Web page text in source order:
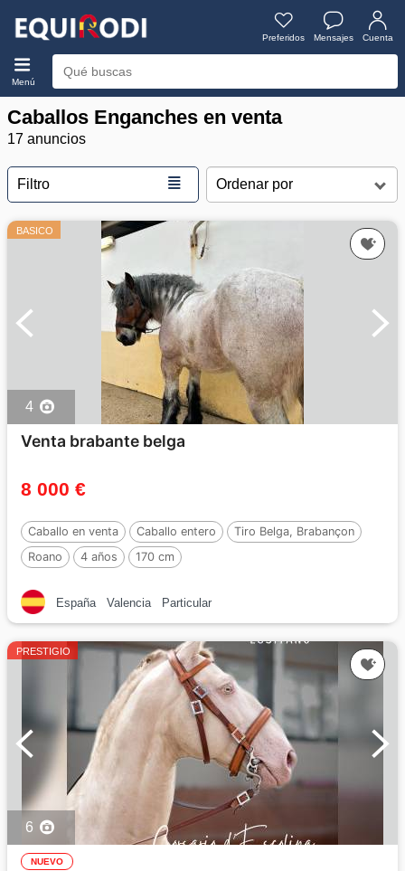
Preferidos Mensajes Cuenta
Menú
Caballos Enganches en venta
17 anuncios
Filtro ≣
BASICO
4
Venta brabante belga
8 000 €
Caballo en venta Caballo entero
Tiro Belga, Brabançon
Roano
4 años 170 cm
España Valencia Particular
PRESTIGIO
6
NUEVO